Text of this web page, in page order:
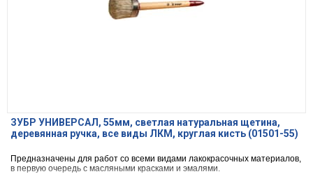
ЗУБР УНИВЕРСАЛ, 55мм, светлая натуральная щетина,
деревянная ручка, все виды ЛКМ, круглая кисть (01501-55)
Предназначены для работ со всеми видами лакокрасочных материалов,
в первую очередь с масляными красками и эмалями.